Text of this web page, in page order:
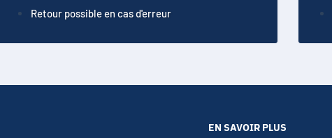
Retour possible en cas d'erreur
EN SAVOIR PLUS